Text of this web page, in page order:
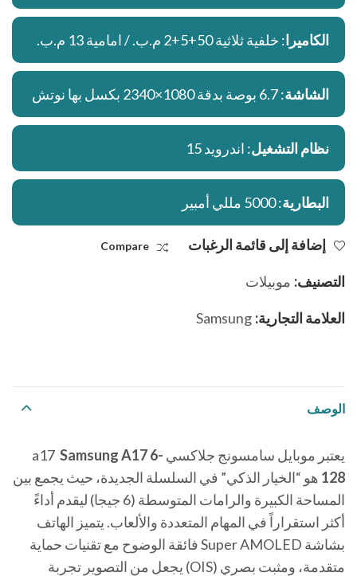
الكاميرا: خلفية ثلاثية 50+5+2 م.ب. / امامية 13 م.ب.
الشاشة: 6.7 بوصة بدقة 1080×2340 بكسل بها نوتش
نظام التشغيل: اندرويد 15
البطارية: 5000 مللي أمبير
إضافة إلى قائمة الرغبات Compare
التصنيف: موبيلات
العلامة التجارية: Samsung
الوصف
يعتبر موبايل سامسونج جلاكسي a17 Samsung A17 6-
128 هو “الخيار الذكي” في السلسلة الجديدة، حيث يجمع بين
المساحة الكبيرة والرامات المتوسطة (6 جيجا) ليقدم أداءً
أكثر استقراراً في المهام المتعددة والألعاب. يتميز الهاتف
بشاشة Super AMOLED فائقة الوضوح مع تقنيات حماية
متقدمة، ومثبت بصري (OIS) يجعل من التصوير تجربة